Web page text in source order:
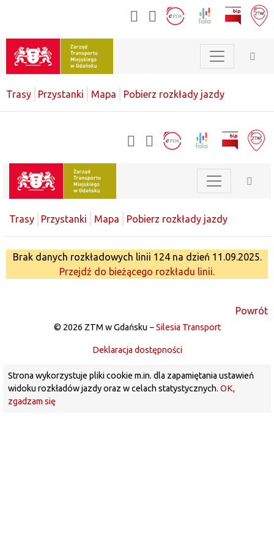
Trasy Przystanki Mapa Pobierz rozkłady jazdy
Trasy Przystanki Mapa Pobierz rozkłady jazdy
Brak danych rozkładowych linii 124 na dzień 11.09.2025.
Przejdź do bieżącego rozkładu linii.
Powrót
© 2026 ZTM w Gdańsku −Silesia Transport
Deklaracja dostępności
Strona wykorzystuje pliki cookie m.in. dla zapamiętania ustawień
widoku rozkładów jazdy oraz w celach statystycznych. OK,
zgadzam się